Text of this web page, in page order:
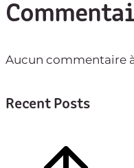
Aucun commentaire
Recent Posts